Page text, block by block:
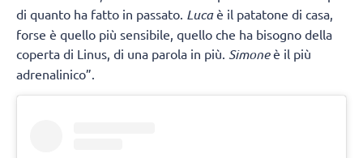
di quanto ha fatto in passato. Lucaè il patatone di casa,
forse è quello più sensibile, quello che ha bisogno della
coperta di Linus, di una parola in più. Simoneè il più
adrenalinico”.